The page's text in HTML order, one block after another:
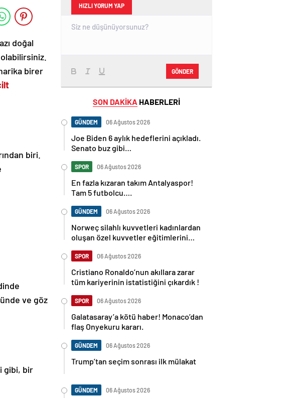
doğal
olabilirsiniz.
birer
biri.
ve göz
gibi, bir
HIZLI YORUM YAP
GÖNDER
SON DAKİKA HABERLERİ
GÜNDEM 06 Ağustos 2026
Joe Biden 6 aylık hedeflerini açıkladı.
Senato buz gibi…
SPOR 06 Ağustos 2026
En fazla kızaran takım Antalyaspor!
Tam 5 futbolcu….
GÜNDEM 06 Ağustos 2026
Norweç silahlı kuvvetleri kadınlardan
oluşan özel kuvvetler eğitimlerini
SPOR 06 Ağustos 2026
Cristiano Ronaldo’nun akıllara zarar
tüm kariyerinin istatistiğini çıkardık !
SPOR 06 Ağustos 2026
Galatasaray’a kötü haber! Monaco’dan
flaş Onyekuru kararı.
GÜNDEM 06 Ağustos 2026
Trump’tan seçim sonrası ilk mülakat
GÜNDEM 06 Ağustos 2026